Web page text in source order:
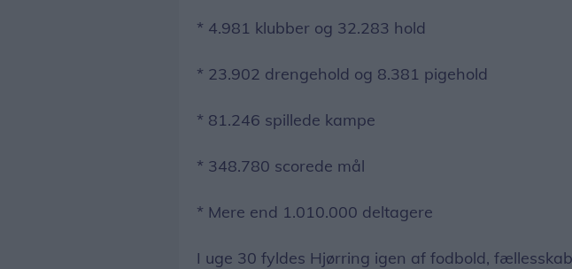
* 4.981 klubber og 32.283 hold
* 23.902 drengehold og 8.381 pigehold
* 81.246 spillede kampe
* 348.780 scorede mål
* Mere end 1.010.000 deltagere
I uge 30 fyldes Hjørring igen af fodbold,